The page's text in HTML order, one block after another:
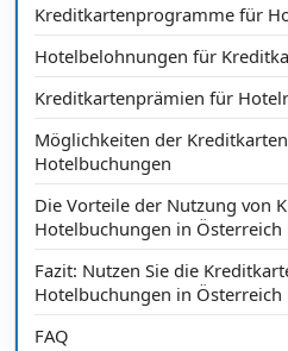
Kreditkartenprogramme für
Hotelbelohnungen für
Kreditkartenprämien für
Möglichkeiten der
Hotelbuchungen
Die Vorteile der Nutzung von
Hotelbuchungen in Österreich
Fazit: Nutzen Sie die
Hotelbuchungen in Österreich
FAQ